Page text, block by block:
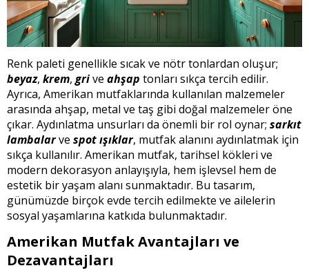
Renk paleti genellikle sıcak ve nötr tonlardan oluşur;
beyaz, krem, grive ahşap tonları sıkça tercih edilir.
Ayrıca, Amerikan mutfaklarında kullanılan malzemeler
arasında ahşap, metal ve taş gibi doğal malzemeler öne
çıkar. Aydınlatma unsurları da önemli bir rol oynar; sarkıt
lambalarve spot ışıklar, mutfak alanını aydınlatmak için
sıkça kullanılır. Amerikan mutfak, tarihsel kökleri ve
modern dekorasyon anlayışıyla, hem işlevsel hem de
estetik bir yaşam alanı sunmaktadır. Bu tasarım,
günümüzde birçok evde tercih edilmekte ve ailelerin
sosyal yaşamlarına katkıda bulunmaktadır.
Amerikan Mutfak Avantajları ve
Dezavantajları